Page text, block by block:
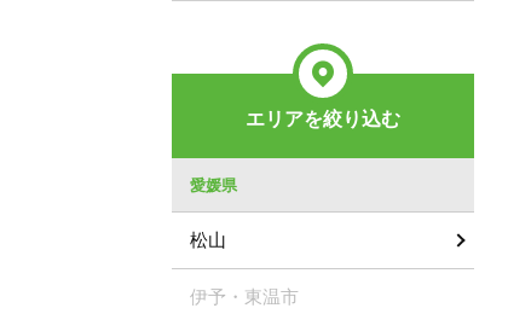
エリアを絞り込む
愛媛県
松山
伊予・東温市